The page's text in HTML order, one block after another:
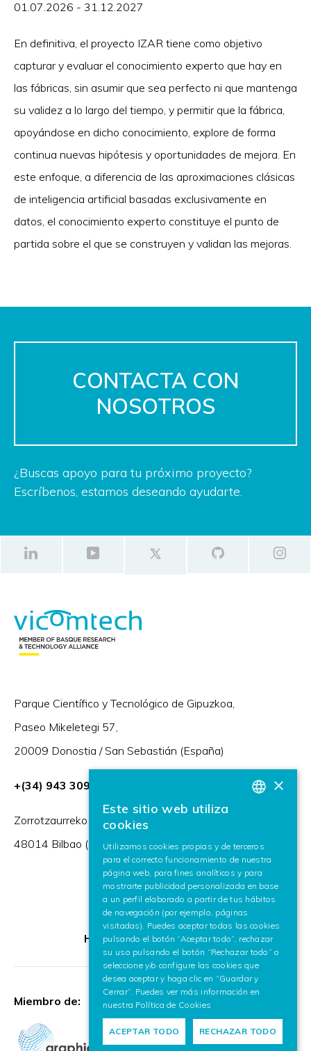
01.07.2026 - 31.12.2027
En definitiva, el proyecto IZAR tiene como objetivo
capturar y evaluar el conocimiento experto que hay en
las fábricas, sin asumir que sea perfecto ni que mantenga
su validez a lo largo del tiempo, y permitir que la fábrica,
apoyándose en dicho conocimiento, explore de forma
continua nuevas hipótesis y oportunidades de mejora. En
este enfoque, a diferencia de las aproximaciones clásicas
de inteligencia artificial basadas exclusivamente en
datos, el conocimiento experto constituye el punto de
partida sobre el que se construyen y validan las mejoras.
CONTACTA CON
NOSOTROS
¿Buscas apoyo para tu próximo proyecto?
Escríbenos, estamos deseando ayudarte.
Parque Científico y Tecnológico de Gipuzkoa,
Paseo Mikeletegi 57,
20009 Donostia / San Sebastián (España)
+(34) 943 309 230
Zorrotzaurreko Erribera 2, Deusto,
48014 Bilbao (España)
HR Excellence in Research
Miembro de:
ENGLISH
×
Este sitio web utiliza
cookies
Utilizamos cookies propias y de terceros
para el correcto funcionamiento de nuestra
página web, para fines analíticos y para
mostrarte publicidad personalizada en base
a un perfil elaborado a partir de tus hábitos
de navegación (por ejemplo, páginas
visitadas). Puedes aceptar todas las cookies
pulsando el botón “Aceptar todo”, rechazar
su uso pulsando el botón “Rechazar todo” o
seleccione y/o configure las cookies que
desea aceptar y haga clic en “Guardar y
Cerrar”. Puedes ver más información en
nuestra Política de Cookies
ACEPTAR TODO RECHAZAR TODO